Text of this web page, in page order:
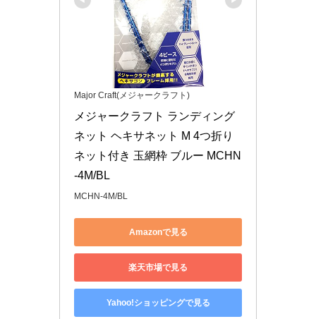
Major Craft(メジャークラフト)
メジャークラフト ランディング
ネット ヘキサネット M 4つ折り
ネット付き 玉網枠 ブルー MCHN
-4M/BL
MCHN-4M/BL
Amazonで見る
楽天市場で見る
Yahoo!ショッピングで見る